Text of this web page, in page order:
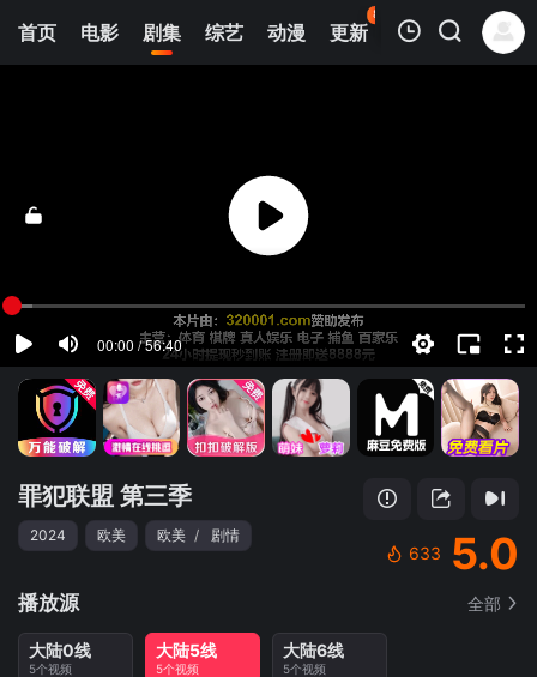
首页 电影 剧集 综艺 动漫 更新
88
热榜 APP
清空
罪犯联盟 第三季
2024 欧美 欧美 / 剧情
633 5.0
播放源 全部
大陆0线
5个视频
大陆5线
5个视频
大陆6线
5个视频